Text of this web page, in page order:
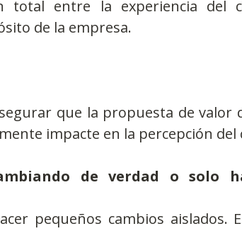
total entre la experiencia del
de la empresa.
que la propuesta de valor
impacte en la percepción del
de verdad o solo
pequeños cambios aislados.